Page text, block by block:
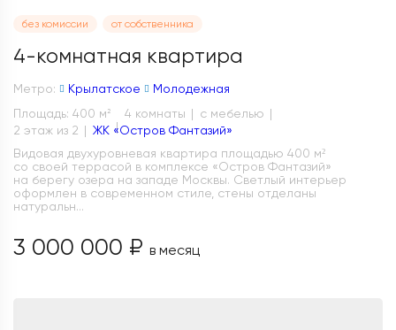
без комиссии от собственника
4-комнатная квартира
Метро: Крылатское
Молодежная
Площадь: 400 м 2 4 комнаты
с мебелью
2 этаж из 2
ЖК «Остров Фантазий»
Видовая двухуровневая квартира площадью 400 м²
со своей террасой в комплексе «Остров Фантазий»
на берегу озера на западе Москвы. Светлый интерьер
оформлен в современном стиле, стены отделаны
натуральн...
3 000 000 ₽ в месяц